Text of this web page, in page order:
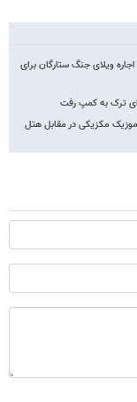
ویلای جنگ ستارگان برای
مکزیکی در مقابل هتل